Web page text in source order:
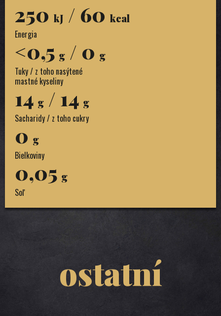
250 kJ / 60 kcal
Energia
<0,5 g / 0 g
Tuky / z toho nasýtené
mastné kyseliny
14 g / 14 g
Sacharidy / z toho cukry
0 g
Bielkoviny
0,05 g
Soľ
ostatní